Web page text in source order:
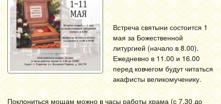
Встреча святыни состоится 1
мая за Божественной
литургией (начало в 8.00).
Ежедневно в 11.00 и 16.00
перед ковчегом будут читаться
акафисты великомученику.
Поклониться мощам можно в часы работы храма (с 7.30 до